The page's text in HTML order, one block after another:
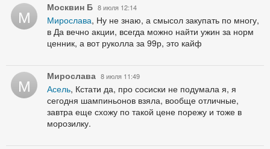
М Москвин Б 8 июля 12:14
Мирослава, Ну не знаю, а смысол закупать по многу,
в Да вечно акции, всегда можно найти ужин за норм
ценник, а вот руколла за 99р, это кайф
М Мирослава 8 июля 11:49
Асель, Кстати да, про сосиски не подумала я, я
сегодня шампиньонов взяла, вообще отличные,
завтра еще схожу по такой цене порежу и тоже в
морозилку.